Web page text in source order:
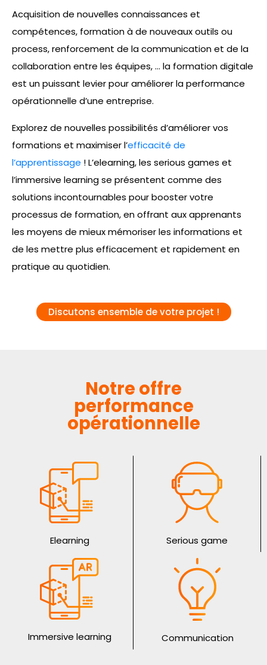
Acquisition de nouvelles connaissances et
compétences, formation à de nouveaux outils ou
process, renforcement de la communication et de la
collaboration entre les équipes, … la formation digitale
est un puissant levier pour améliorer la performance
opérationnelle d’une entreprise.
Explorez de nouvelles possibilités d’améliorer vos
formations et maximiser l’efficacité de
l’apprentissage ! L’elearning, les serious games et
l’immersive learning se présentent comme des
solutions incontournables pour booster votre
processus de formation, en offrant aux apprenants
les moyens de mieux mémoriser les informations et
de les mettre plus efficacement et rapidement en
pratique au quotidien.
Discutons ensemble de votre projet !
Notre offre
performance
opérationnelle
Elearning Serious game
Immersive learning Communication